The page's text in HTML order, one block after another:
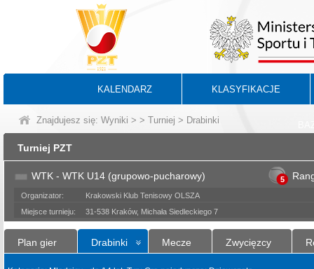
KALENDARZ KLASYFIKACJE
Znajdujesz się: Wyniki > > Turniej > Drabinki
Turniej PZT
WTK - WTK U14 (grupowo-pucharowy) 5
Organizator:
Krakowski Klub Tenisowy OLSZA
Miejsce turnieju:
31-538 Kraków, Michała Siedleckiego 7
Plan gier Drabinki Mecze Zwycięzcy